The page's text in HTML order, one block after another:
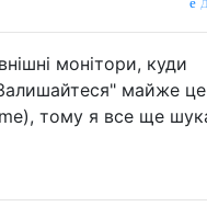
монітори, куди
майже це
тому я все ще